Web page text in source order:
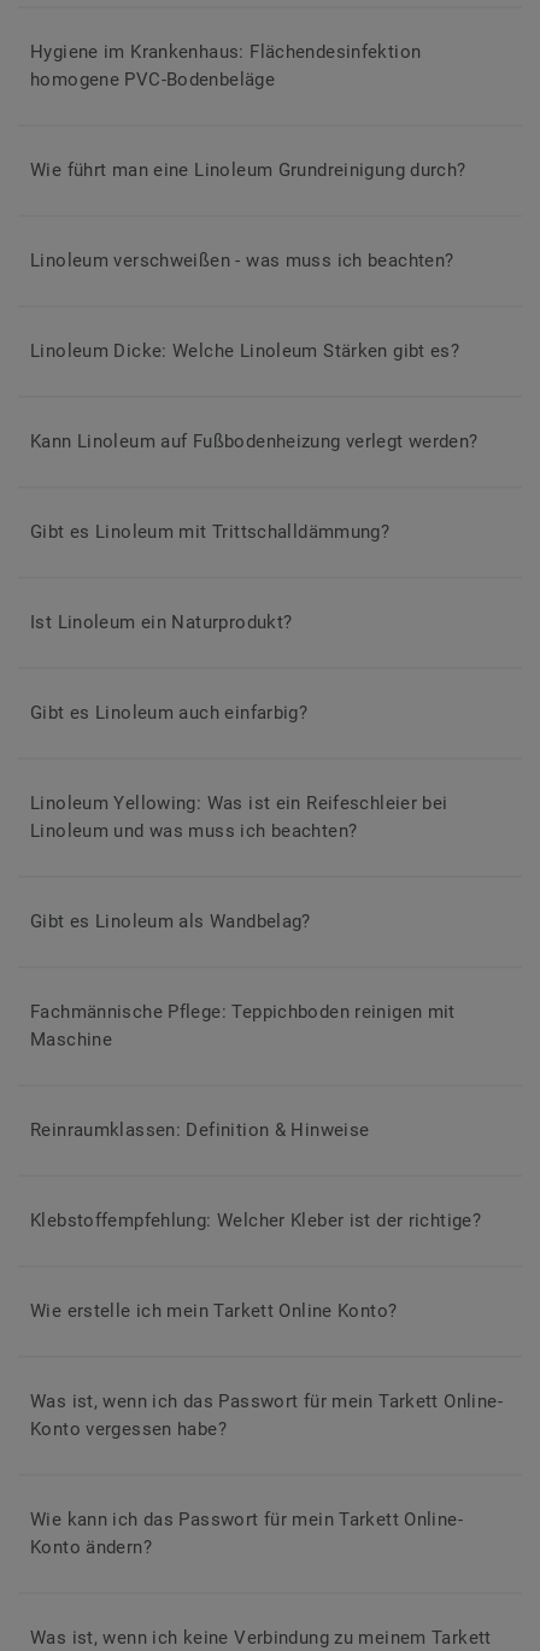
Hygiene im Krankenhaus: Flächendesinfektion
homogene PVC-Bodenbeläge
Wie führt man eine Linoleum Grundreinigung durch?
Linoleum verschweißen - was muss ich beachten?
Linoleum Dicke: Welche Linoleum Stärken gibt es?
Kann Linoleum auf Fußbodenheizung verlegt werden?
Gibt es Linoleum mit Trittschalldämmung?
Ist Linoleum ein Naturprodukt?
Gibt es Linoleum auch einfarbig?
Linoleum Yellowing: Was ist ein Reifeschleier bei
Linoleum und was muss ich beachten?
Gibt es Linoleum als Wandbelag?
Fachmännische Pflege: Teppichboden reinigen mit
Maschine
Reinraumklassen: Definition & Hinweise
Klebstoffempfehlung: Welcher Kleber ist der richtige?
Wie erstelle ich mein Tarkett Online Konto?
Was ist, wenn ich das Passwort für mein Tarkett Online-
Konto vergessen habe?
Wie kann ich das Passwort für mein Tarkett Online-
Konto ändern?
Was ist, wenn ich keine Verbindung zu meinem Tarkett